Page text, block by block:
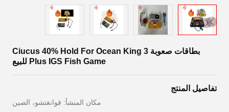
بطاقات صعوبة Ciucus 40% Hold For Ocean King 3
Plus IGS Fish Game للبيع
تفاصيل المنتج
مكان المنشأ: قوانغتشو، الصين